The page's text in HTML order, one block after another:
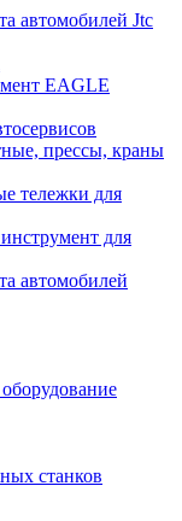
автомобилей Jtc
EAGLE
прессы, краны
тележки для
для
автомобилей
станков